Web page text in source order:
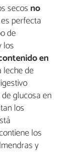
secos no
perfecta
de
los
en
leche de
glucosa en
los
los
y